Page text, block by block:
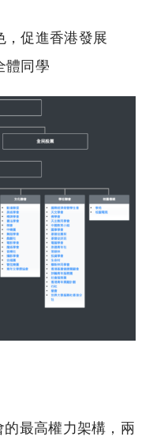
，促進香港發展
體同學
最高權力架構，兩